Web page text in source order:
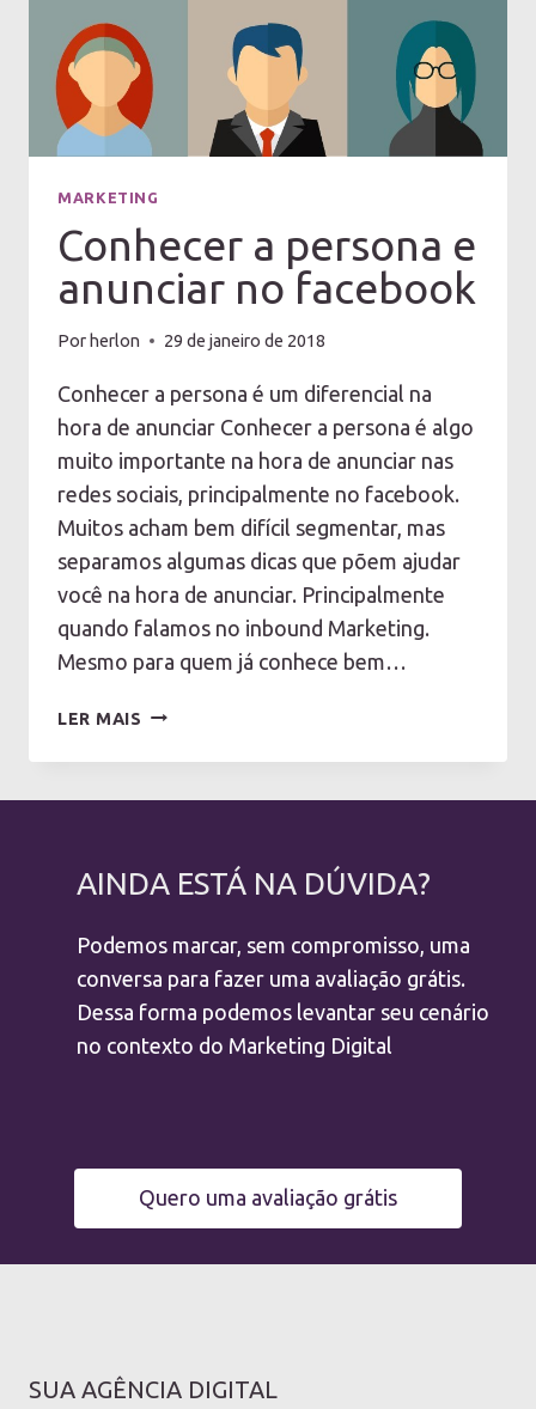
MARKETING
Conhecer a persona e
anunciar no facebook
Por herlon 29 de janeiro de 2018
Conhecer a persona é um diferencial na
hora de anunciar Conhecer a persona é algo
muito importante na hora de anunciar nas
redes sociais, principalmente no facebook.
Muitos acham bem difícil segmentar, mas
separamos algumas dicas que põem ajudar
você na hora de anunciar. Principalmente
quando falamos no inbound Marketing.
Mesmo para quem já conhece bem…
LER MAIS CONHECER
PERSONA
FACEBOOK
AINDA ESTÁ NA DÚVIDA?
Podemos marcar, sem compromisso, uma
conversa para fazer uma avaliação grátis.
Dessa forma podemos levantar seu cenário
no contexto do Marketing Digital
Quero uma avaliação grátis
SUA AGÊNCIA DIGITAL